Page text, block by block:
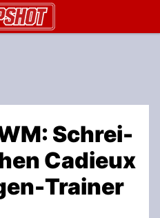
Schrei-
Cadieux
Trainer